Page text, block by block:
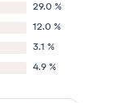
29.0 %
12.0 %
3.1 %
4.9 %